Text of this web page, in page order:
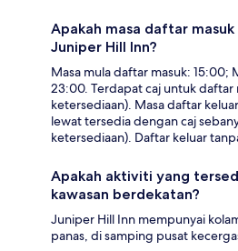
Apakah masa daftar
Juniper Hill Inn?
Masa mula daftar masuk: 15:00;
23:00. Terdapat caj untuk daftar
ketersediaan). Masa daftar
lewat tersedia dengan caj
ketersediaan). Daftar keluar
Apakah aktiviti yang
kawasan berdekatan?
Juniper Hill Inn mempunyai
panas, di samping pusat